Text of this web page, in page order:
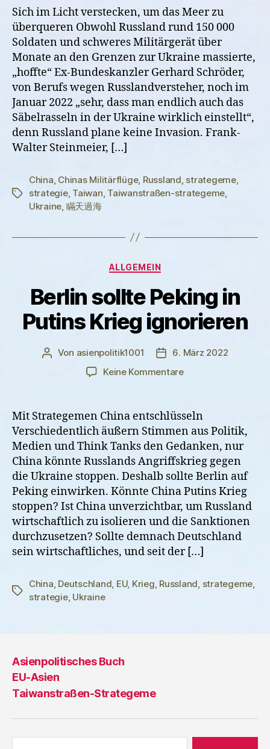
und
Putins
Ukraine-
Invasion
Sich im Licht verstecken, um das Meer zu
überqueren Obwohl Russland rund 150 000
Soldaten und schweres Militärgerät über
Monate an den Grenzen zur Ukraine massierte,
„hoffte“ Ex-Bundeskanzler Gerhard Schröder,
von Berufs wegen Russlandversteher, noch im
Januar 2022 „sehr, dass man endlich auch das
Säbelrasseln in der Ukraine wirklich einstellt“,
denn Russland plane keine Invasion. Frank-
Walter Steinmeier, […]
Schlagwörter
China Chinas Militärflüge, Russland strategeme,
strategie, Taiwan Taiwanstraßen-strategeme
Ukraine 瞞天過海
Kategorien
ALLGEMEIN
Berlin sollte Peking in
Putins Krieg ignorieren
Beitragsautor
Von asienpolitik1001 Veröffentlichungsdatum
6. März 2022
Keine Kommentarezu
Peking
Putins
Krieg
ignorieren
Mit Strategemen China entschlüsseln
Verschiedentlich äußern Stimmen aus Politik,
Medien und Think Tanks den Gedanken, nur
China könnte Russlands Angriffskrieg gegen
die Ukraine stoppen. Deshalb sollte Berlin auf
Peking einwirken. Könnte China Putins Krieg
stoppen? Ist China unverzichtbar, um Russland
wirtschaftlich zu isolieren und die Sanktionen
durchzusetzen? Sollte demnach Deutschland
sein wirtschaftliches, und seit der […]
Schlagwörter
China, Deutschland, EU, Krieg, Russland, strategeme,
strategie, Ukraine
Asienpolitisches Buch
EU-Asien
Taiwanstraßen-Strategeme